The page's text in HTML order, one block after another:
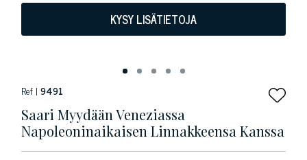
KYSY LISÄTIETOJA
Ref | 9491
Saari Myydään Veneziassa
Napoleoninaikaisen Linnakkeensa Kanssa